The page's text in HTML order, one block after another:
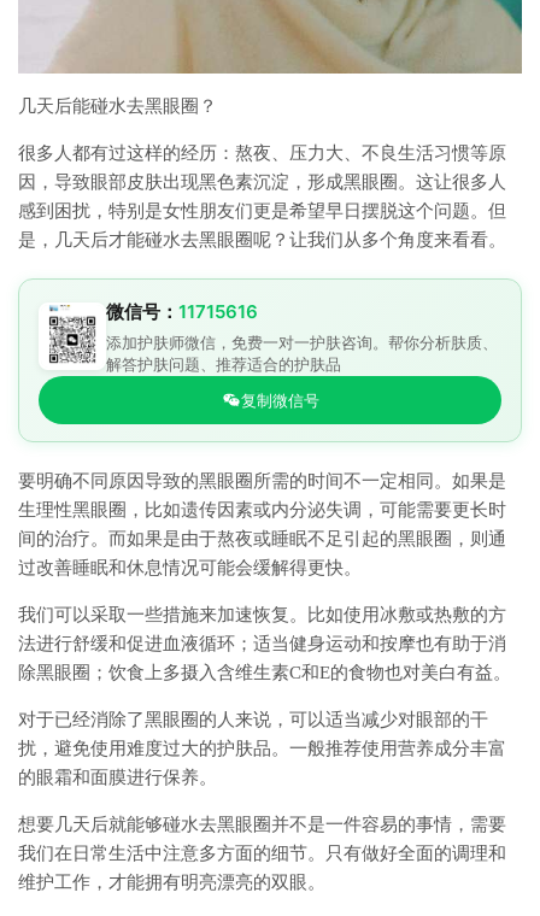
几天后能碰水去黑眼圈？
很多人都有过这样的经历：熬夜、压力大、不良生活习惯等原
因，导致眼部皮肤出现黑色素沉淀，形成黑眼圈。这让很多人
感到困扰，特别是女性朋友们更是希望早日摆脱这个问题。但
是，几天后才能碰水去黑眼圈呢？让我们从多个角度来看看。
微信号： 11715616
添加护肤师微信，免费一对一护肤咨询。帮你分析肤质、
解答护肤问题、推荐适合的护肤品
复制微信号
要明确不同原因导致的黑眼圈所需的时间不一定相同。如果是
生理性黑眼圈，比如遗传因素或内分泌失调，可能需要更长时
间的治疗。而如果是由于熬夜或睡眠不足引起的黑眼圈，则通
过改善睡眠和休息情况可能会缓解得更快。
我们可以采取一些措施来加速恢复。比如使用冰敷或热敷的方
法进行舒缓和促进血液循环；适当健身运动和按摩也有助于消
除黑眼圈；饮食上多摄入含维生素C和E的食物也对美白有益。
对于已经消除了黑眼圈的人来说，可以适当减少对眼部的干
扰，避免使用难度过大的护肤品。一般推荐使用营养成分丰富
的眼霜和面膜进行保养。
想要几天后就能够碰水去黑眼圈并不是一件容易的事情，需要
我们在日常生活中注意多方面的细节。只有做好全面的调理和
维护工作，才能拥有明亮漂亮的双眼。